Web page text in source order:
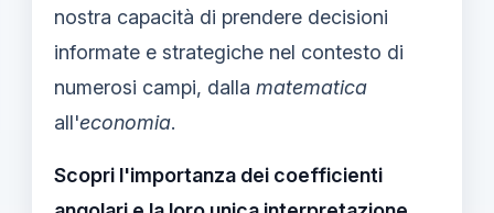
nostra capacità di prendere decisioni
informate e strategiche nel contesto di
numerosi campi, dalla matematica
all'economia.
Scopri l'importanza dei coefficienti